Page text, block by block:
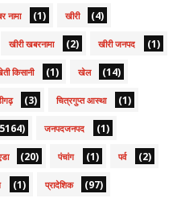
नामा (1) खीरी (4)
खीरी खबरनामा (2) खीरी जनपद (1)
किसानी (1) खेल (14)
(3) चित्रगुप्त आस्था (1)
जनपदजनपद (1)
(20) पंचांग (1) पर्व (2)
(1) प्रादेशिक (97)